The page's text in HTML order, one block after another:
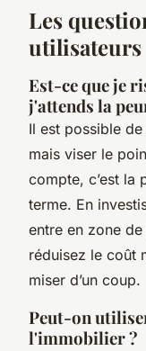
Les
utilisateurs
Est-ce que je
j'attends la
Il est possible
mais viser le
compte, c’est la
terme. En
entre en zone
réduisez le coût
miser d’un coup.
Peut-on
l'immobilier ?